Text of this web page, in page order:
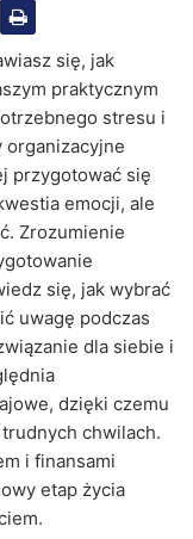
się, jak
praktycznym
stresu i
organizacyjne
przygotować się
emocji, ale
Zrozumienie
się, jak wybrać
uwagę podczas
dla siebie i
dzięki czemu
chwilach.
i finansami
etap życia